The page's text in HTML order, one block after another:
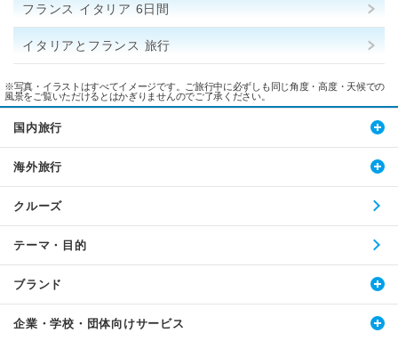
フランス イタリア 6日間
イタリアとフランス 旅行
※写真・イラストはすべてイメージです。ご旅行中に必ずしも同じ角度・高度・天候での
風景をご覧いただけるとはかぎりませんのでご了承ください。
国内旅行
海外旅行
クルーズ
テーマ・目的
ブランド
企業・学校・団体向けサービス